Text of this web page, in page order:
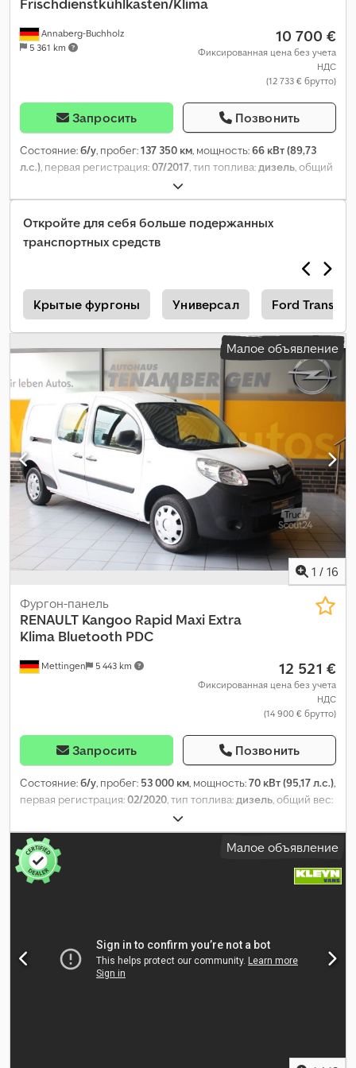
Annaberg-Buchholz
5 361 km
10 700 €
Фиксированная цена без учета
НДС
(12 733 € брутто)
Запросить Позвонить
Состояние:б/у, пробег:137 350 км, мощность:66 кВт (89,73
л.с.), первая регистрация:07/2017, тип топлива:дизель, общий
, тип передачи:
выбросов:Евро 6, количество мест:2, Год выпуска:2017,
Оборудование:
ABS, кондиционер, сажевый фильтр,
центральный замок, электронная программа стабилизации
(ESP),
Откройте для себя больше подержанных
транспортных средств
Крытые фургоны Универсал Ford Transit
Малое объявление
1 / 16
Mettingen 5 443 km
Фургон-панель
RENAULT Kangoo Rapid Maxi Extra
Klima Bluetooth PDC
12 521 €
Фиксированная цена без учета
НДС
(14 900 € брутто)
Запросить Позвонить
Состояние:б/у, пробег: 53 000 км, мощность:70 кВт (95,17 л.с.),
первая регистрация:02/2020, тип топлива:дизель, общий вес:
, тип передачи:
выбросов:Евро 6, количество мест:2, Год выпуска:2020,
Оборудование:
ABS, кондиционер, сажевый фильтр,
центральный замок, электронная программа стабилизации
(ESP),
Малое объявление